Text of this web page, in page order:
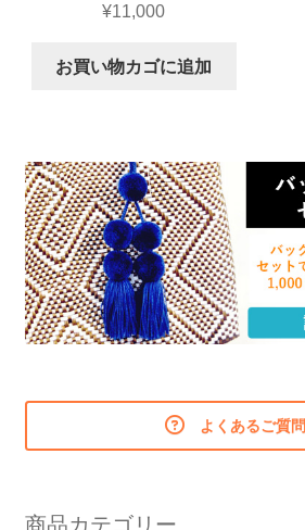
¥11,000
お買い物カゴに追加
よくあるご質問
商品カテゴリー